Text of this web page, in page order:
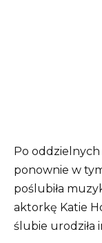
Po oddzielnych
ponownie w
poślubiła
aktorkę Katie
ślubie urodziła